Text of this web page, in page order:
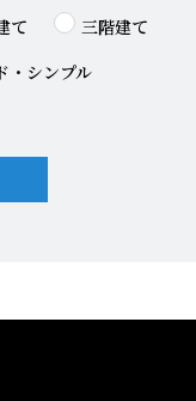
て 三階建て
・シンプル